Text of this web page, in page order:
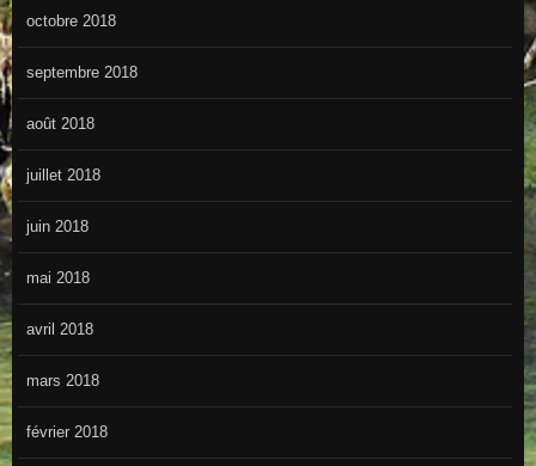
octobre 2018
septembre 2018
août 2018
juillet 2018
juin 2018
mai 2018
avril 2018
mars 2018
février 2018